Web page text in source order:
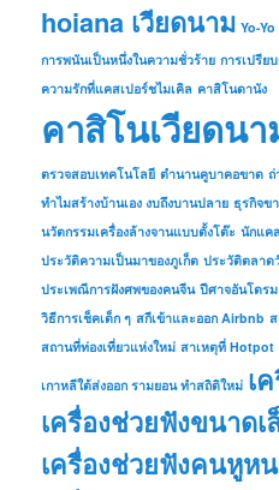
hoiana เวียดนาม Yo-
การพนันเป็นหนึ่งในความชั่วร้าย การเปรีย
ความรักที่แคสเปอร์ชไมเคิล คาสิโนดานัง
คาสิโนเวียดนา
ตรวจสอบเทคโนโลยี ตำนานคูบาคอขาด ถ่
ทำไมสร้างบ้านเอง งบถึงบานปลาย ธุรกิจข
นวัตกรรมเครื่องล้างจานแบบตั้งโต๊ะ นักแค
ประวัติความเป็นมาของภูเก็ต ประวัติตลาด
ประเพณีการฝังศพของคนจีน ปีศาจอันโดร
วิธีการเช็คเด็ก ๆ สกีเข้าและออก Airbnb
สถานที่ท่องเที่ยวแห่งใหม่ สาเหตุที่ Hotpot
เกาหลีใต้ส่งออก รามยอน ทำสถิติใหม่ เ
เครื่องช่วยฟังขนาดเ
เครื่องช่วยฟังคนหูห